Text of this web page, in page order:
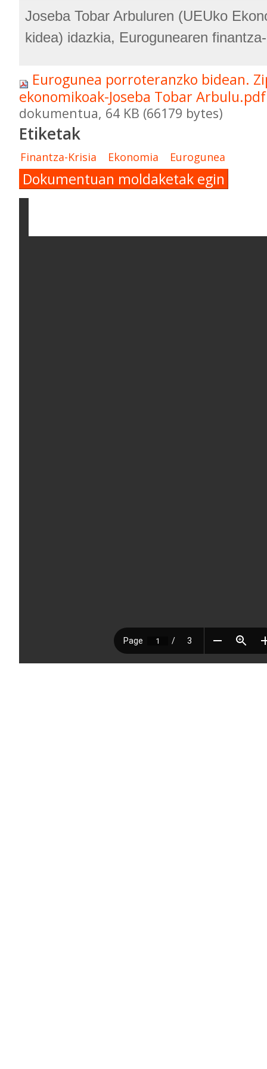
Joseba Tobar Arbuluren (UEUko
kidea) idazkia, Eurogunearen
Eurogunea porroteranzko bidean.
ekonomikoak-Joseba Tobar
dokumentua, 64 KB (66179 bytes)
Etiketak
Finantza-Krisia Ekonomia Eurogunea
Dokumentuan moldaketak egin